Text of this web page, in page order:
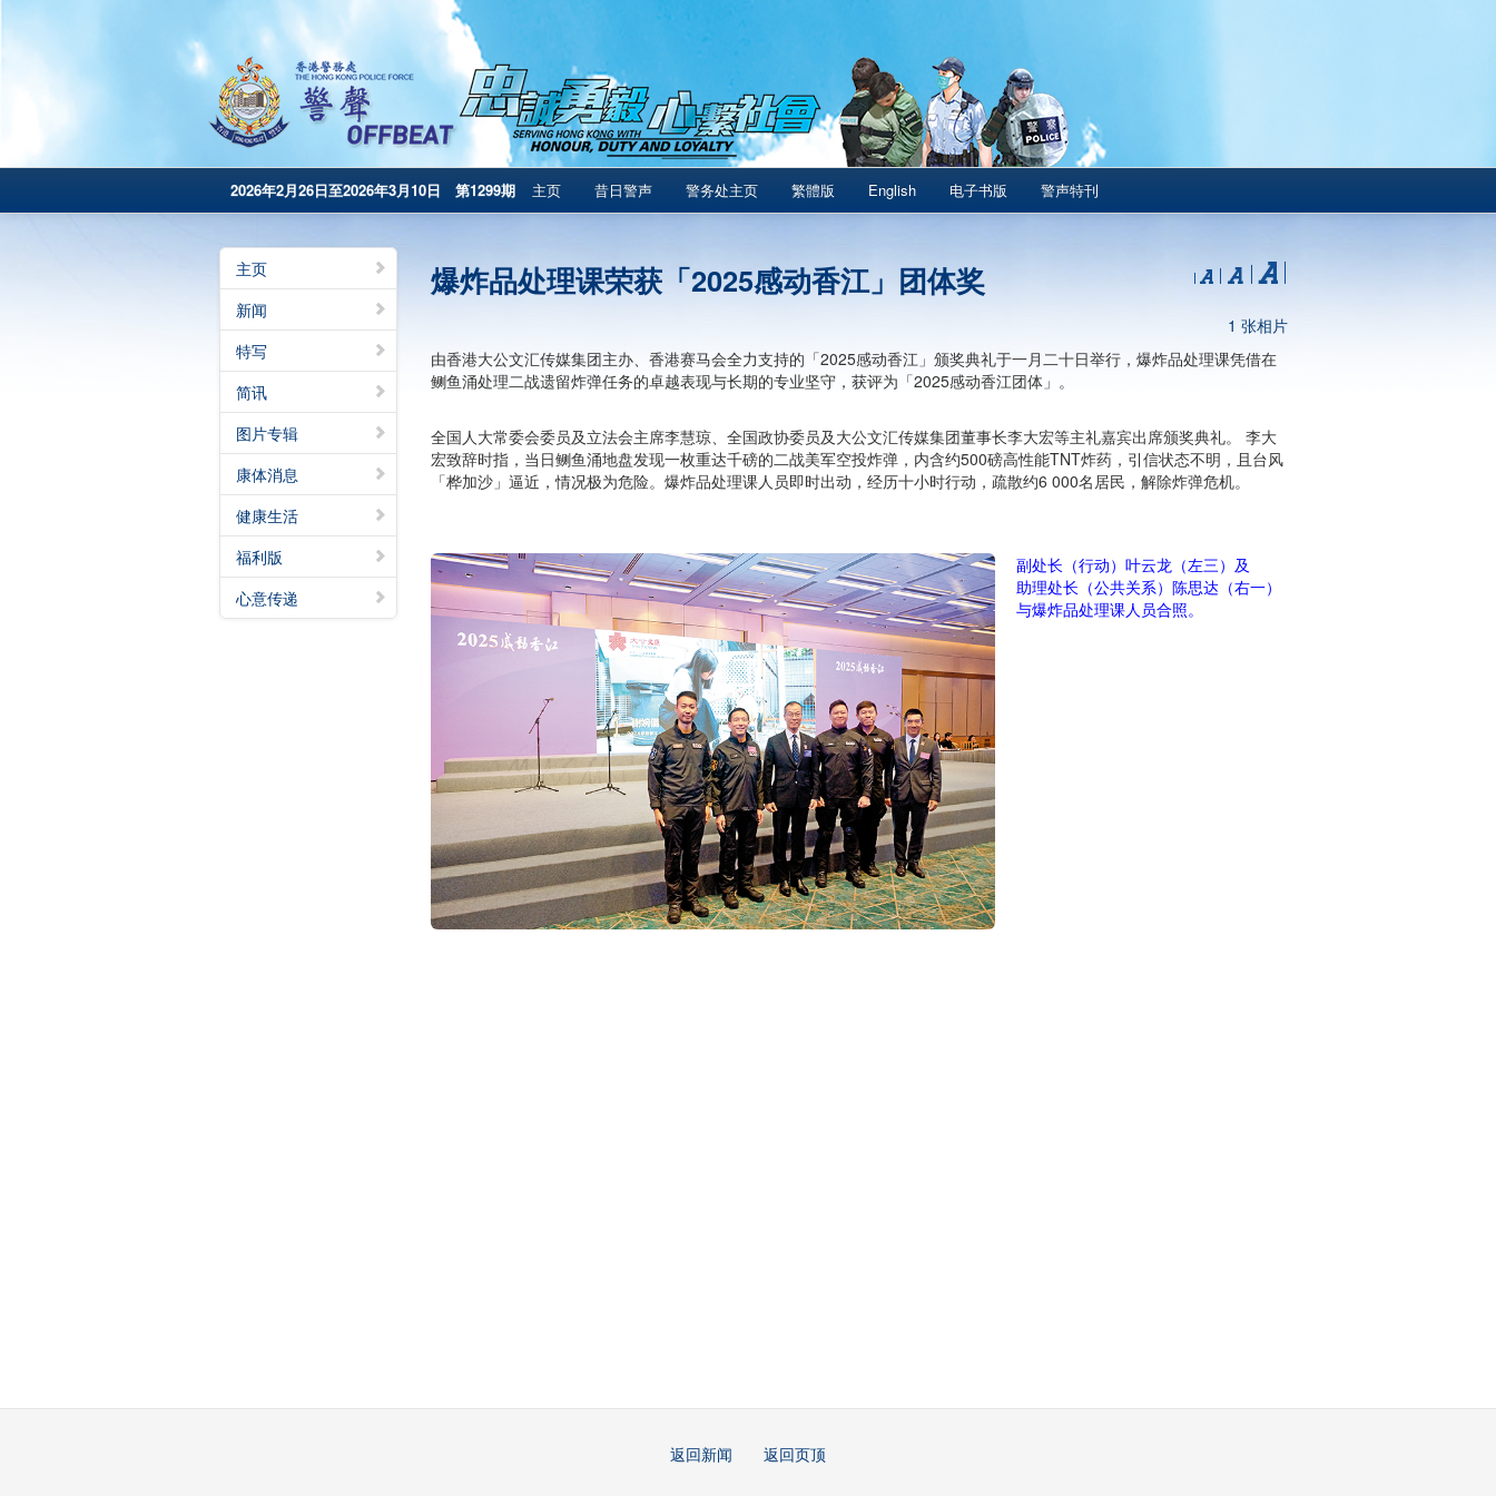
2026年2月26日至2026年3月10日 第1299期 主页 昔日警声 警务处主页 繁體版 English 电子书版 警声特刊
主页
新闻
特写
简讯
图片专辑
康体消息
健康生活
福利版
心意传递
爆炸品处理课荣获「2025感动香江」团体奖
1 张相片
由香港大公文汇传媒集团主办、香港赛马会全力支持的「2025感动香江」颁奖典礼于一月二十日举行，爆炸品处理课凭借在
鲗鱼涌处理二战遗留炸弹任务的卓越表现与长期的专业坚守，获评为「2025感动香江团体」。
全国人大常委会委员及立法会主席李慧琼、全国政协委员及大公文汇传媒集团董事长李大宏等主礼嘉宾出席颁奖典礼。 李大
宏致辞时指，当日鲗鱼涌地盘发现一枚重达千磅的二战美军空投炸弹，内含约500磅高性能TNT炸药，引信状态不明，且台风
「桦加沙」逼近，情况极为危险。爆炸品处理课人员即时出动，经历十小时行动，疏散约6 000名居民，解除炸弹危机。
副处长（行动）叶云龙（左三）及
助理处长（公共关系）陈思达（右一）
与爆炸品处理课人员合照。
返回新闻 返回页顶